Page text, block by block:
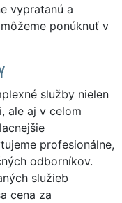
vypratanú a
ponúknuť v
služby nielen
ale aj v celom
profesionálne,
odborníkov.
služieb
cena za